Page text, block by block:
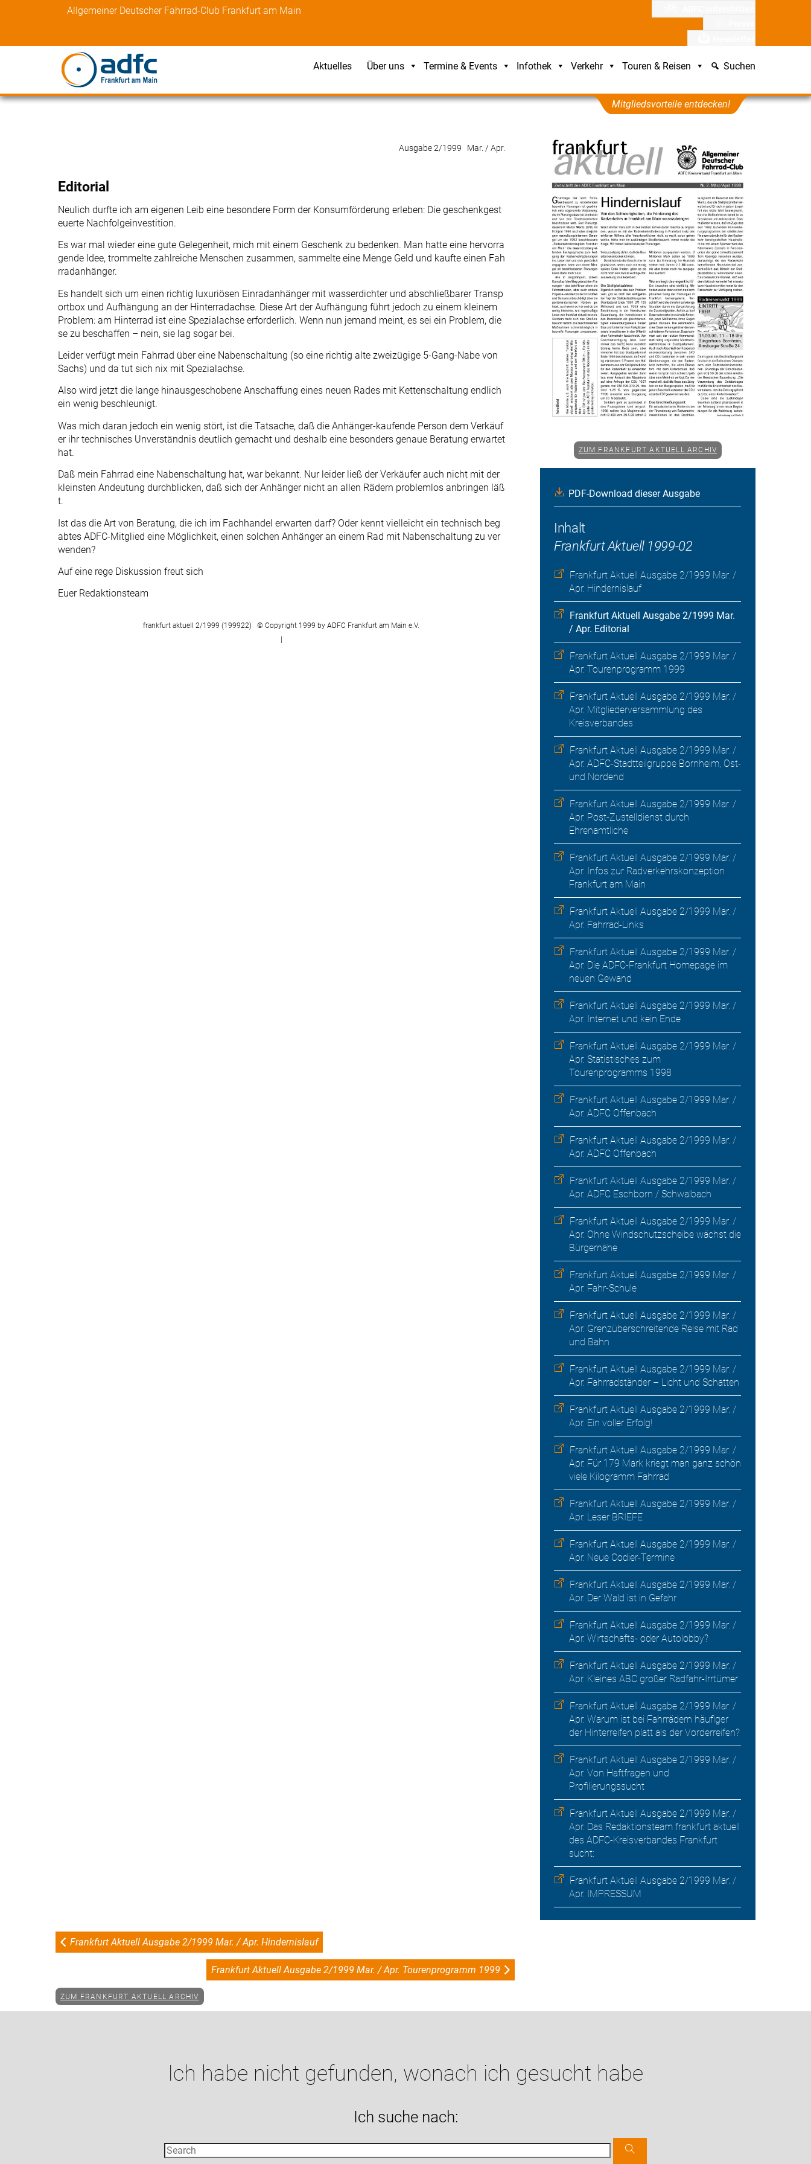
Allgemeiner Deutscher Fahrrad-Club Frankfurt am Main
Aktuelles Über uns Termine & Events Infothek Verkehr Touren & Reisen Suchen
Mitgliedsvorteile entdecken!
Ausgabe 2/1999 Mar. / Apr.
Editorial
Neulich durfte ich am eigenen Leib eine besondere Form der Konsumförderung erleben: Die geschenkgest
euerte Nachfolgeinvestition.
Es war mal wieder eine gute Gelegenheit, mich mit einem Geschenk zu bedenken. Man hatte eine hervorra
gende Idee, trommelte zahlreiche Menschen zusammen, sammelte eine Menge Geld und kaufte einen Fah
rradanhänger.
Es handelt sich um einen richtig luxuriösen Einradanhänger mit wasserdichter und abschließbarer Transp
ortbox und Aufhängung an der Hinterradachse. Diese Art der Aufhängung führt jedoch zu einem kleinem
Problem: am Hinterrad ist eine Spezialachse erforderlich. Wenn nun jemand meint, es sei ein Problem, die
se zu beschaffen – nein, sie lag sogar bei.
Leider verfügt mein Fahrrad über eine Nabenschaltung (so eine richtig alte zweizügige 5-Gang-Nabe von
Sachs) und da tut sich nix mit Spezialachse.
Also wird jetzt die lange hinausgeschobene Anschaffung eines neuen Rades mit Kettenschaltung endlich
ein wenig beschleunigt.
Was mich daran jedoch ein wenig stört, ist die Tatsache, daß die Anhänger-kaufende Person dem Verkäuf
er ihr technisches Unverständnis deutlich gemacht und deshalb eine besonders genaue Beratung erwartet
hat.
Daß mein Fahrrad eine Nabenschaltung hat, war bekannt. Nur leider ließ der Verkäufer auch nicht mit der
kleinsten Andeutung durchblicken, daß sich der Anhänger nicht an allen Rädern problemlos anbringen läß
t.
Ist das die Art von Beratung, die ich im Fachhandel erwarten darf? Oder kennt vielleicht ein technisch beg
abtes ADFC-Mitglied eine Möglichkeit, einen solchen Anhänger an einem Rad mit Nabenschaltung zu ver
wenden?
Auf eine rege Diskussion freut sich
Euer Redaktionsteam
frankfurt aktuell 2/1999 (199922) © Copyright 1999 by ADFC Frankfurt am Main e.V.
|
ZUM FRANKFURT AKTUELL ARCHIV
PDF-Download dieser Ausgabe
Inhalt
Frankfurt Aktuell 1999-02
Frankfurt Aktuell Ausgabe 2/1999 Mar. /
Apr. Hindernislauf
Frankfurt Aktuell Ausgabe 2/1999 Mar.
/ Apr. Editorial
Frankfurt Aktuell Ausgabe 2/1999 Mar. /
Apr. Tourenprogramm 1999
Frankfurt Aktuell Ausgabe 2/1999 Mar. /
Apr. Mitgliederversammlung des
Kreisverbandes
Frankfurt Aktuell Ausgabe 2/1999 Mar. /
Apr. ADFC-Stadtteilgruppe Bornheim, Ost-
und Nordend
Frankfurt Aktuell Ausgabe 2/1999 Mar. /
Apr. Post-Zustelldienst durch
Ehrenamtliche
Frankfurt Aktuell Ausgabe 2/1999 Mar. /
Apr. Infos zur Radverkehrskonzeption
Frankfurt am Main
Frankfurt Aktuell Ausgabe 2/1999 Mar. /
Apr. Fahrrad-Links
Frankfurt Aktuell Ausgabe 2/1999 Mar. /
Apr. Die ADFC-Frankfurt Homepage im
neuen Gewand
Frankfurt Aktuell Ausgabe 2/1999 Mar. /
Apr. Internet und kein Ende
Frankfurt Aktuell Ausgabe 2/1999 Mar. /
Apr. Statistisches zum
Tourenprogramms 1998
Frankfurt Aktuell Ausgabe 2/1999 Mar. /
Apr. ADFC Offenbach
Frankfurt Aktuell Ausgabe 2/1999 Mar. /
Apr. ADFC Offenbach
Frankfurt Aktuell Ausgabe 2/1999 Mar. /
Apr. ADFC Eschborn / Schwalbach
Frankfurt Aktuell Ausgabe 2/1999 Mar. /
Apr. Ohne Windschutzscheibe wächst die
Bürgernähe
Frankfurt Aktuell Ausgabe 2/1999 Mar. /
Apr. Fahr-Schule
Frankfurt Aktuell Ausgabe 2/1999 Mar. /
Apr. Grenzüberschreitende Reise mit Rad
und Bahn
Frankfurt Aktuell Ausgabe 2/1999 Mar. /
Apr. Fahrradständer – Licht und Schatten
Frankfurt Aktuell Ausgabe 2/1999 Mar. /
Apr. Ein voller Erfolg!
Frankfurt Aktuell Ausgabe 2/1999 Mar. /
Apr. Für 179 Mark kriegt man ganz schön
viele Kilogramm Fahrrad
Frankfurt Aktuell Ausgabe 2/1999 Mar. /
Apr. Leser BRIEFE
Frankfurt Aktuell Ausgabe 2/1999 Mar. /
Apr. Neue Codier-Termine
Frankfurt Aktuell Ausgabe 2/1999 Mar. /
Apr. Der Wald ist in Gefahr
Frankfurt Aktuell Ausgabe 2/1999 Mar. /
Apr. Wirtschafts- oder Autolobby?
Frankfurt Aktuell Ausgabe 2/1999 Mar. /
Apr. Kleines ABC großer Radfahr-Irrtümer
Frankfurt Aktuell Ausgabe 2/1999 Mar. /
Apr. Warum ist bei Fahrrädern häufiger
der Hinterreifen platt als der Vorderreifen?
Frankfurt Aktuell Ausgabe 2/1999 Mar. /
Apr. Von Haftfragen und
Profilierungssucht
Frankfurt Aktuell Ausgabe 2/1999 Mar. /
Apr. Das Redaktionsteam frankfurt aktuell
des ADFC-Kreisverbandes Frankfurt
sucht:
Frankfurt Aktuell Ausgabe 2/1999 Mar. /
Apr. IMPRESSUM
Frankfurt Aktuell Ausgabe 2/1999 Mar. / Apr. Hindernislauf
Frankfurt Aktuell Ausgabe 2/1999 Mar. / Apr. Tourenprogramm 1999
ZUM FRANKFURT AKTUELL ARCHIV
Ich habe nicht gefunden, wonach ich gesucht habe
Ich suche nach: